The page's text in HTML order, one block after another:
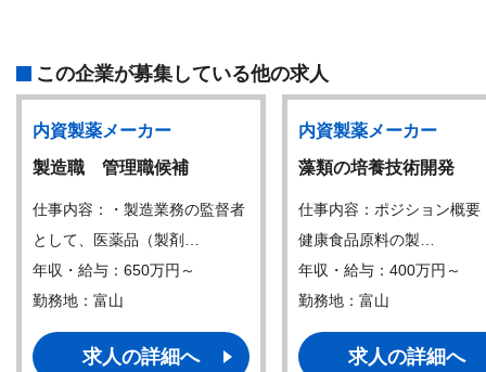
この企業が募集している他の求人
内資製薬メーカー
製造職 管理職候補
仕事内容：・製造業務の監督者
として、医薬品（製剤…
年収・給与：650万円～
勤務地：富山
求人の詳細へ
内資製薬メーカー
藻類の培養技術開発
仕事内容：ポジション概要
健康食品原料の製…
年収・給与：400万円～
勤務地：富山
求人の詳細へ